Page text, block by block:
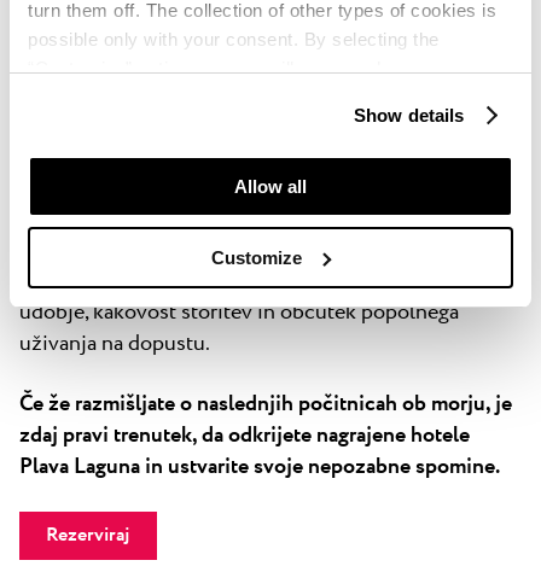
turn them off. The collection of other types of cookies is
possible only with your consent. By selecting the
“Customise” option, a menu will appear where you can
which purposes we may process your data. You can
manage your “Details” selection in your browser at any
Show details
Allow all
Customize
mediteranskimi okusi – vsak oddih v Plava Laguni je
ustvarjen okoli doživetij, ki jih gostje najbolj cenijo.
Priznanje »Recommended on HolidayCheck 2026«
potrjuje, da gostje iz vse Evrope še naprej
prepoznavajo prav te trenutke – pristno gostoljubje,
udobje, kakovost storitev in občutek popolnega
uživanja na dopustu.
Če že razmišljate o naslednjih počitnicah ob morju, je
zdaj pravi trenutek, da odkrijete nagrajene hotele
Plava Laguna in ustvarite svoje nepozabne spomine.
Rezerviraj